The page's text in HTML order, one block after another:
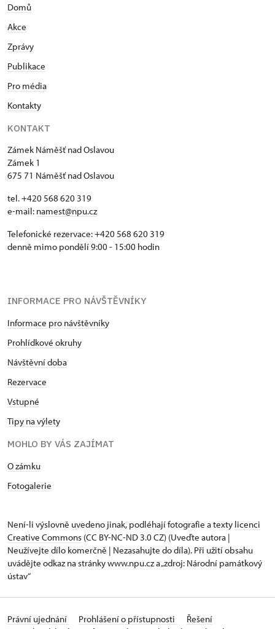
Celoroční volné vstupenky vydané
Jednorázové vstupenky vydané NPÚ
Průkaz zaměstnance NPÚ (+ až 3
rodinní příslušníci)
Průkaz Náš člověk *
* Platí pouze pro jednu osobu
Domů
Akce
Zprávy
Publikace
Pro média
Kontakty
KONTAKT
Zámek Náměšť nad Oslavou
Zámek 1
675 71 Náměšť nad Oslavou
tel. +420 568 620 319
e-mail: namest@npu.cz
Telefonické rezervace: +420 568 620 319
denně mimo pondělí 9:00 - 15:00 hodin
INFORMACE PRO NÁVŠTĚVNÍKY
Informace pro návštěvníky
Prohlídkové okruhy
Návštěvní doba
Rezervace
Vstupné
Tipy na výlety
MOHLO BY VÁS ZAJÍMAT
O zámku
Fotogalerie
Není-li výslovně uvedeno jinak, podléhají fotografie a texty licenci
Creative Commons (CC BY-NC-ND 3.0 CZ) (Uveďte autora |
Neužívejte dílo komerčně | Nezasahujte do díla). Při užití obsahu
uvádějte odkaz na stránky www.npu.cz a „zdroj: Národní památkový
ústav“
Právní ujednání Prohlášení o přístupnosti
Řešení